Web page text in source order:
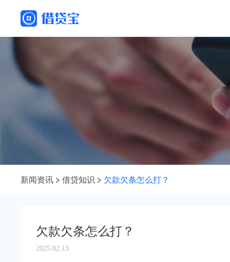
新闻资讯 借贷知识 欠款欠条怎么打？
欠款欠条怎么打？
2025.02.13